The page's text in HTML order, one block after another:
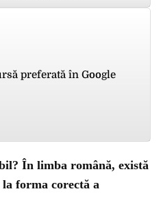
preferată în Google
În limba română, există
forma corectă a